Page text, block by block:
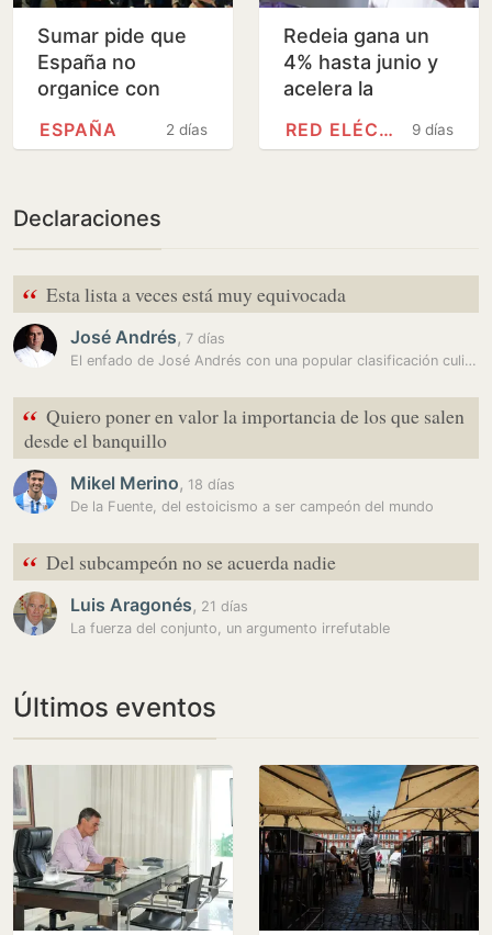
Sumar pide que
España no
organice con
Marruecos el
Mundial de 2030
2 días
ESPAÑA
Redeia gana un
4% hasta junio y
acelera la
inversión en la
red eléctrica
9 días
RED ELÉCTRICA
Declaraciones
“ Esta lista a veces está muy equivocada
José Andrés, 7 días
El enfado de José Andrés con una popular clasificación culinaria:…
“ Quiero poner en valor la importancia de los que salen
desde el banquillo
Mikel Merino, 18 días
De la Fuente, del estoicismo a ser campeón del mundo
“ Del subcampeón no se acuerda nadie
Luis Aragonés, 21 días
La fuerza del conjunto, un argumento irrefutable
Últimos eventos